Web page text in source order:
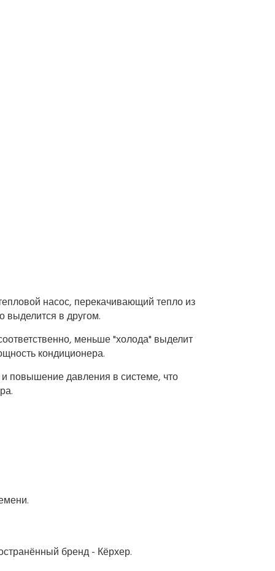
насос, перекачивающий тепло из
выделится в другом.
меньше "холода" выделит
кондиционера.
повышение давления в системе, что
бренд - Кёрхер.